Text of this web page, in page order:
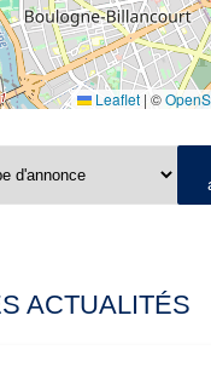
Leaflet | ©
ACTUALITÉS